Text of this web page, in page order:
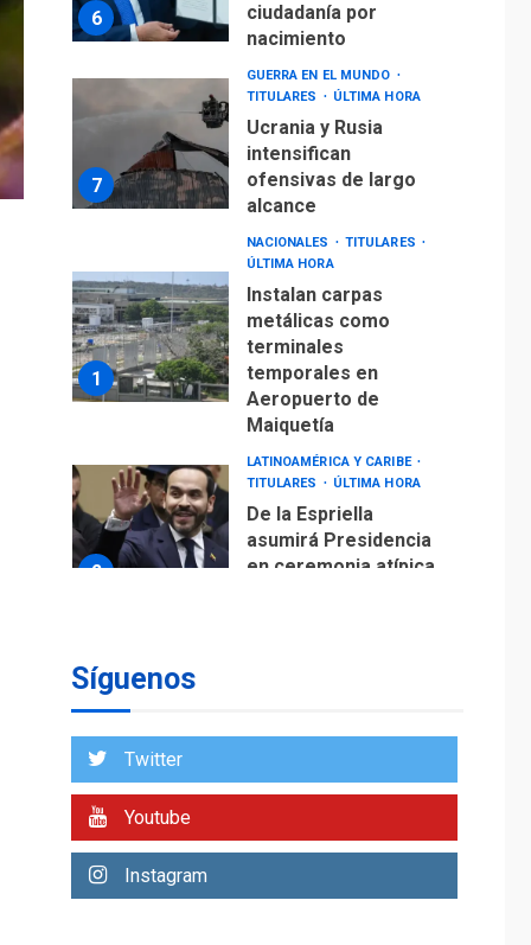
6
ciudadanía por
nacimiento
7
GUERRA EN EL MUNDO
TITULARES
ÚLTIMA HORA
Ucrania y Rusia
intensifican
ofensivas de largo
alcance
1
NACIONALES
TITULARES
ÚLTIMA HORA
Instalan carpas
metálicas como
terminales
temporales en
Aeropuerto de
Maiquetía
2
LATINOAMÉRICA Y CARIBE
TITULARES
ÚLTIMA HORA
De la Espriella
asumirá Presidencia
en ceremonia atípica
3
de diálogo en
4
POLÍTICA
TITULARES
Gobierno y AN2015 en
diálogo
Síguenos
Twitter
Youtube
Instagram